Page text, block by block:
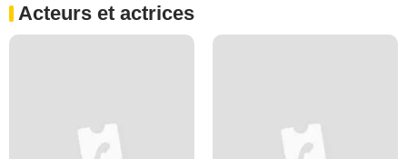
Acteurs et actrices